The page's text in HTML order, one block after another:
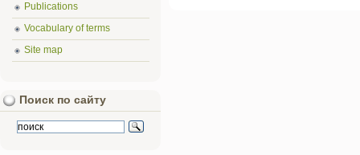
Publications
Vocabulary of terms
Site map
Поиск по сайту